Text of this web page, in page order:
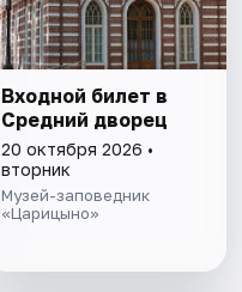
Входной билет в
Средний дворец
20 октября 2026 •
вторник
Музей-заповедник
«Царицыно»